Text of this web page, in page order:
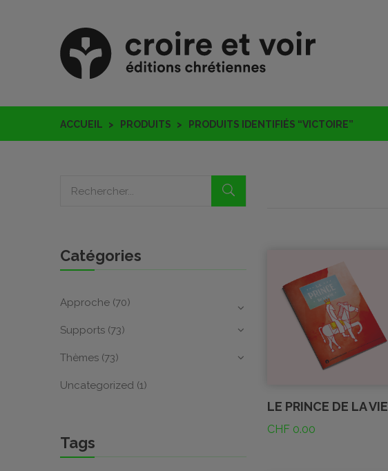
ACCUEIL PRODUITS PRODUITS IDENTIFIÉS “VICTOIRE”
Catégories
Approche (70)
Supports (73)
Thèmes (73)
Uncategorized (1)
Tags
LE PRINCE DE LA VIE
CHF 0.00